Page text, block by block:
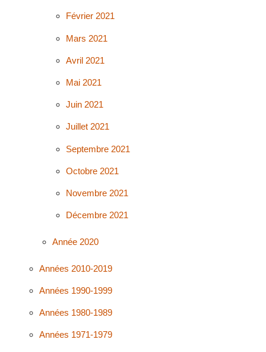
Février 2021
Mars 2021
Avril 2021
Mai 2021
Juin 2021
Juillet 2021
Septembre 2021
Octobre 2021
Novembre 2021
Décembre 2021
Année 2020
Années 2010-2019
Années 1990-1999
Années 1980-1989
Années 1971-1979